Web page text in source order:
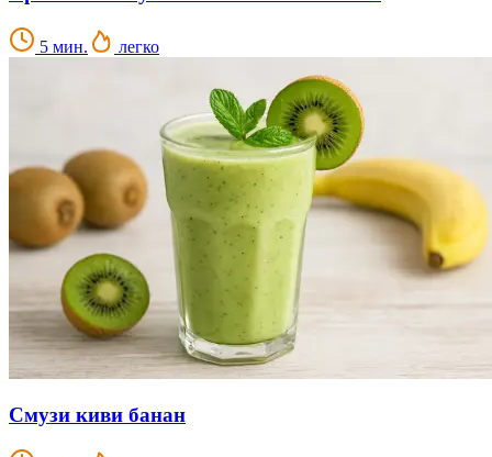
5 мин. легко
Смузи киви банан